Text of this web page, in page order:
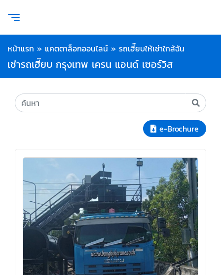
หน้าแรก » แคตตาล็อกออนไลน์ » รถเฮี๊ยบให้เช่าใกล้ฉัน
เช่ารถเฮี๊ยบ กรุงเทพ เครน แอนด์ เซอร์วิส
e-Brochure